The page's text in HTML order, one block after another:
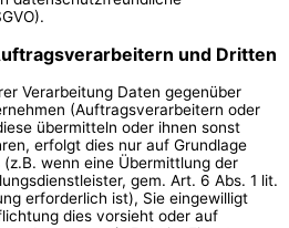
und Dritten
Verarbeitung Daten gegenüber
(Auftragsverarbeitern oder
übermitteln oder ihnen sonst
erfolgt dies nur auf Grundlage
wenn eine Übermittlung der
gem. Art. 6 Abs. 1 lit.
erforderlich ist), Sie eingewilligt
dies vorsieht oder auf